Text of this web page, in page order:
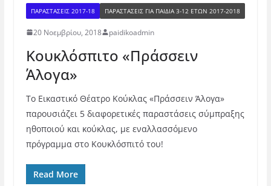
ΠΑΡΑΣΤΑΣΕΙΣ 2017-18 ΠΑΡΑΣΤΆΣΕΙΣ ΓΙΑ ΠΑΙΔΙΆ 3-12 ΕΤΏΝ 2017-2018
20 Νοεμβρίου, 2018 paidikoadmin
Κουκλόσπιτο «Πράσσειν
Άλογα»
To Εικαστικό Θέατρο Κούκλας «Πράσσειν Άλογα»
παρουσιάζει 5 διαφορετικές παραστάσεις σύμπραξης
ηθοποιού και κούκλας, με εναλλασσόμενο
πρόγραμμα στο Κουκλόσπιτό του!
Read More